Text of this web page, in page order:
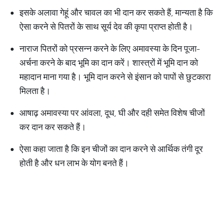
इसके अलावा गेहूं और चावल का भी दान कर सकते हैं, मान्यता है कि
ऐसा करने से पितरों के साथ सूर्य देव की कृपा प्राप्त होती है।
नाराज पितरों को प्रसन्न करने के लिए अमावस्या के दिन पूजा-
अर्चना करने के बाद भूमि का दान करें। शास्त्रों में भूमि दान को
महादान माना गया है। भूमि दान करने से इंसान को पापों से छुटकारा
मिलता है।
आषाढ़ अमावस्या पर आंवला, दूध, घी और दही समेत विशेष चीजों
कर दान कर सकते हैं।
ऐसा कहा जाता है कि इन चीजों का दान करने से आर्थिक तंगी दूर
होती है और धन लाभ के योग बनते हैं।